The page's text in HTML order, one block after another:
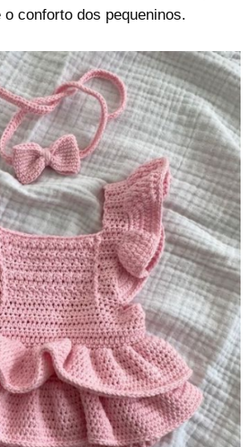
conforto dos pequeninos.